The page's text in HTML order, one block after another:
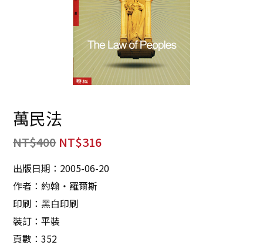
萬民法
NT$400 NT$316
出版日期：2005-06-20
作者：約翰‧羅爾斯
印刷：黑白印刷
裝訂：平裝
頁數：352